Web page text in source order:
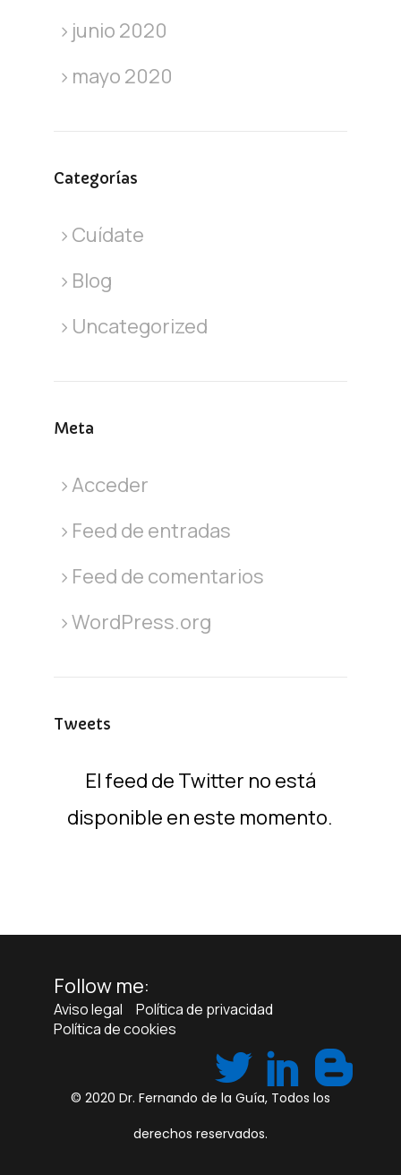
junio 2020
mayo 2020
Categorías
Cuídate
Blog
Uncategorized
Meta
Acceder
Feed de entradas
Feed de comentarios
WordPress.org
Tweets
El feed de Twitter no está
disponible en este momento.
Follow me:
Aviso legal
Política de privacidad
Política de cookies
© 2020 Dr. Fernando de la Guía, Todos los
derechos reservados.